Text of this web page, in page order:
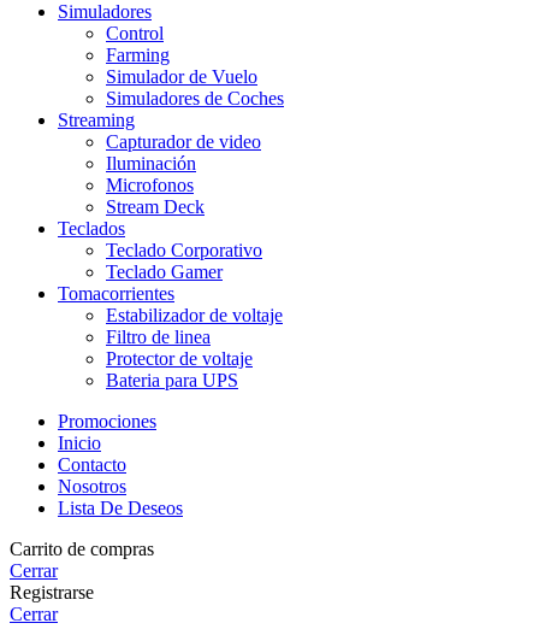
Simuladores
Control
Farming
Simulador de Vuelo
Simuladores de Coches
Streaming
Capturador de video
Iluminación
Microfonos
Stream Deck
Teclados
Teclado Corporativo
Teclado Gamer
Tomacorrientes
Estabilizador de voltaje
Filtro de linea
Protector de voltaje
Bateria para UPS
Promociones
Inicio
Contacto
Nosotros
Lista De Deseos
Carrito de compras
Cerrar
Registrarse
Cerrar